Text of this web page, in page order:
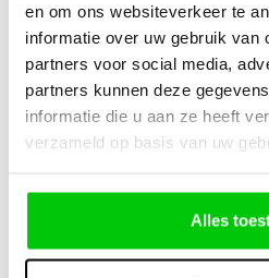
en om ons websiteverkeer te
informatie over uw gebruik van
partners voor social media,
partners kunnen deze
informatie die u aan ze heeft
verzameld op basis van uw
Alles
BMW – Vol